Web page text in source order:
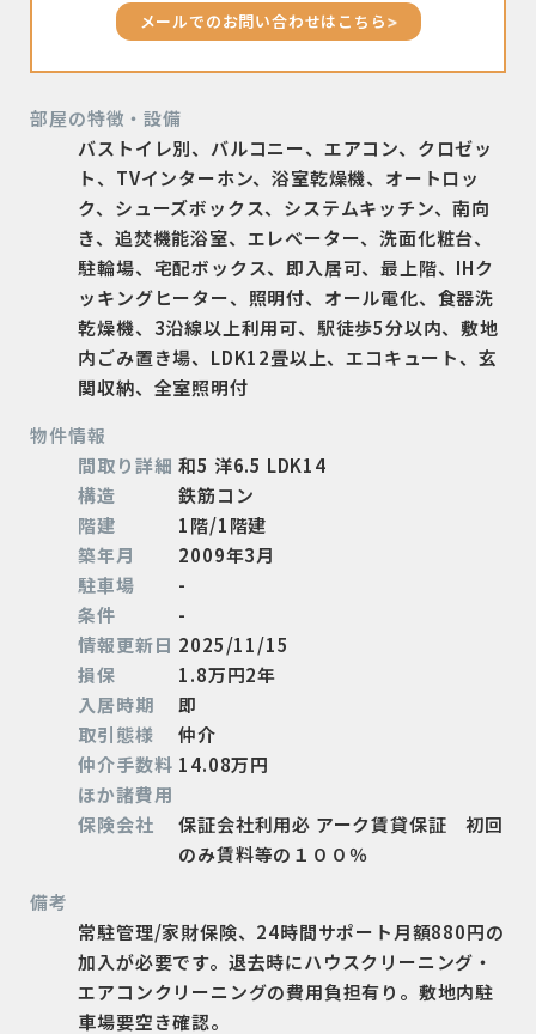
メールでのお問い合わせはこちら
部屋の特徴・設備
バストイレ別、バルコニー、エアコン、クロゼッ
ト、TVインターホン、浴室乾燥機、オートロッ
ク、シューズボックス、システムキッチン、南向
き、追焚機能浴室、エレベーター、洗面化粧台、
駐輪場、宅配ボックス、即入居可、最上階、IHク
ッキングヒーター、照明付、オール電化、食器洗
乾燥機、3沿線以上利用可、駅徒歩5分以内、敷地
内ごみ置き場、LDK12畳以上、エコキュート、玄
関収納、全室照明付
物件情報
間取り詳細 和5 洋6.5 LDK14
構造
鉄筋コン
階建
1階/1階建
築年月
2009年3月
駐車場
-
条件
-
情報更新日 2025/11/15
損保
1.8万円2年
入居時期
即
取引態様
仲介
仲介手数料 14.08万円
ほか諸費用
保険会社
保証会社利用必 アーク賃貸保証 初回
のみ賃料等の１００％
備考
常駐管理/家財保険、24時間サポート月額880円の
加入が必要です。退去時にハウスクリーニング・
エアコンクリーニングの費用負担有り。敷地内駐
車場要空き確認。